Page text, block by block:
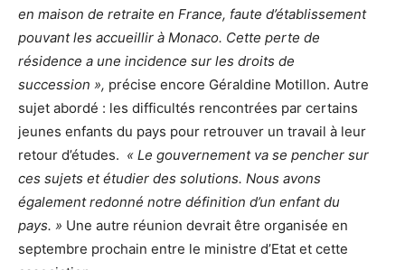
en maison de retraite en France, faute d’établissement
pouvant les accueillir à Monaco. Cette perte de
résidence a une incidence sur les droits de
succession », précise encore Géraldine Motillon. Autre
sujet abordé : les difficultés rencontrées par certains
jeunes enfants du pays pour retrouver un travail à leur
retour d’études. « Le gouvernement va se pencher sur
ces sujets et étudier des solutions. Nous avons
également redonné notre définition d’un enfant du
pays. » Une autre réunion devrait être organisée en
septembre prochain entre le ministre d’Etat et cette